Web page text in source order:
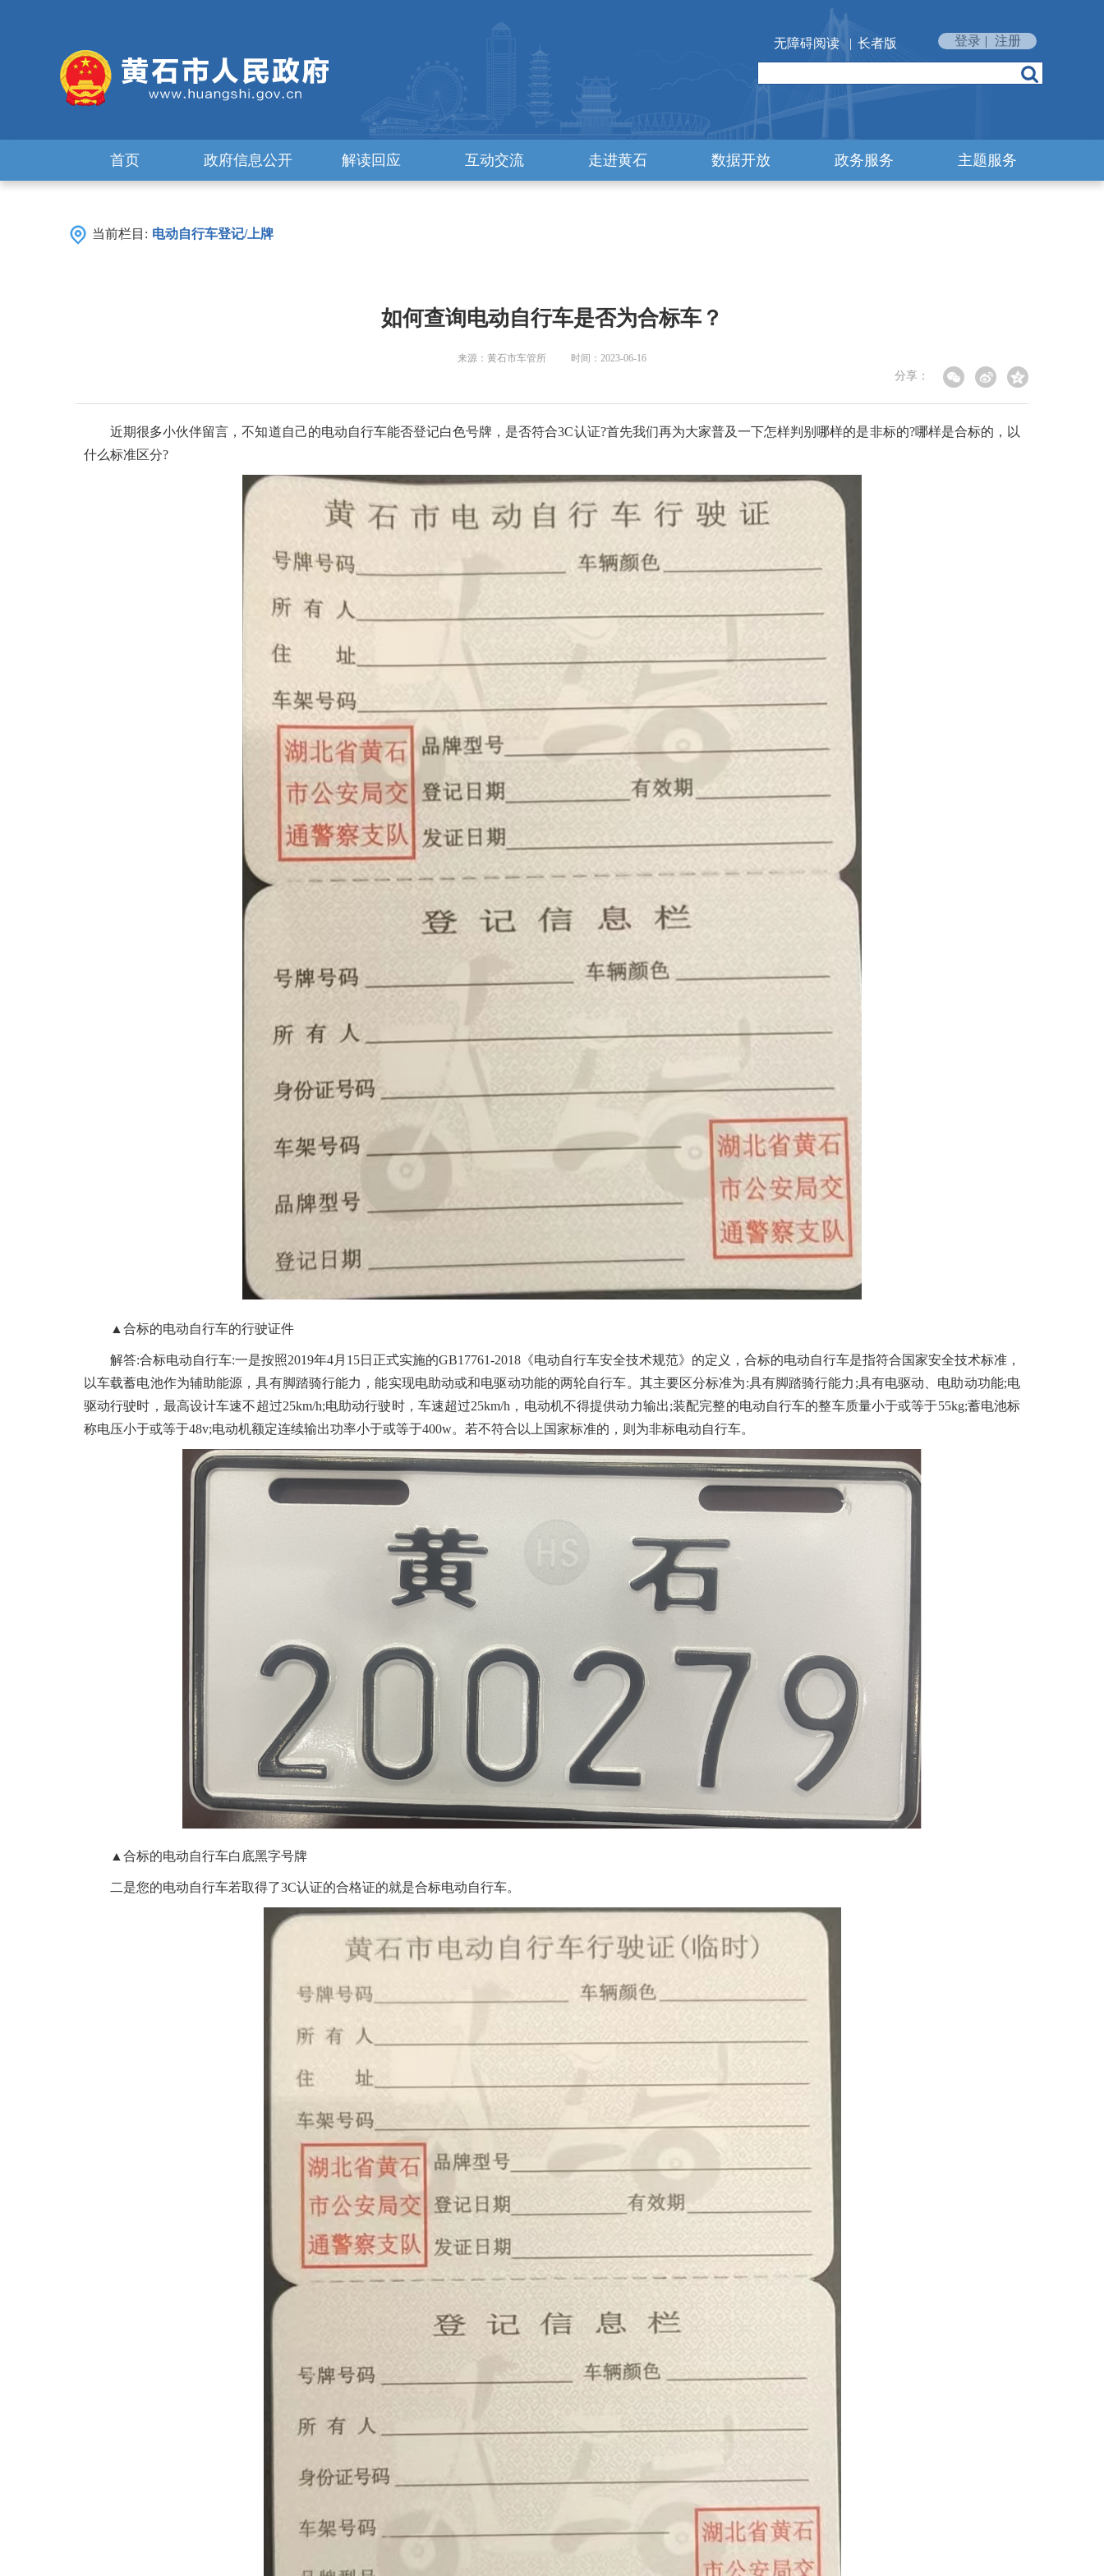
无障碍阅读 | 长者版 登录 | 注册
首页 政府信息公开 解读回应 互动交流 走进黄石 数据开放 政务服务 主题服务
当前栏目: 电动自行车登记/上牌
如何查询电动自行车是否为合标车？
来源：黄石市车管所 时间：2023-06-16
分享：
近期很多小伙伴留言，不知道自己的电动自行车能否登记白色号牌，是否符合3C认证?首先我们再为大家普及一下怎样判别哪样的是非标的?哪样是合标的，以
什么标准区分?
▲合标的电动自行车的行驶证件
解答:合标电动自行车:一是按照2019年4月15日正式实施的GB17761-2018《电动自行车安全技术规范》的定义，合标的电动自行车是指符合国家安全技术标准，
以车载蓄电池作为辅助能源，具有脚踏骑行能力，能实现电助动或和电驱动功能的两轮自行车。其主要区分标准为:具有脚踏骑行能力;具有电驱动、电助动功能;电
驱动行驶时，最高设计车速不超过25km/h;电助动行驶时，车速超过25km/h，电动机不得提供动力输出;装配完整的电动自行车的整车质量小于或等于55kg;蓄电池标
称电压小于或等于48v;电动机额定连续输出功率小于或等于400w。若不符合以上国家标准的，则为非标电动自行车。
▲合标的电动自行车白底黑字号牌
二是您的电动自行车若取得了3C认证的合格证的就是合标电动自行车。